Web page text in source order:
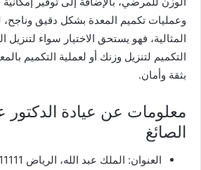
وعمليات تكميم المعدة بشكل دقيق وناجح،
المثالية، فهو يستحق الاختيار سواء لتنزيل
التكميم لتنزيل وزنك أو لعملية التكميم
بثقة وأمان.
معلومات عن عيادة الدكتور
الصائغ